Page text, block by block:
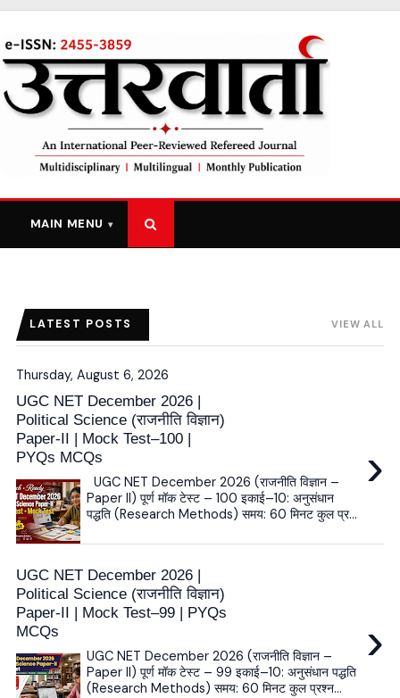
MAIN MENU
LATEST POSTS VIEW ALL
Thursday, August 6, 2026
UGC NET December 2026 |
Political Science (राजनीति विज्ञान)
Paper-II | Mock Test–100 |
PYQs MCQs
›
UGC NET December 2026 (राजनीति विज्ञान –
Paper II) पूर्ण मॉक टेस्ट – 100 इकाई–10: अनुसंधान
पद्धति (Research Methods) समय: 60 मिनट कुल प्र...
UGC NET December 2026 |
Political Science (राजनीति विज्ञान)
Paper-II | Mock Test–99 | PYQs
MCQs
›
UGC NET December 2026 (राजनीति विज्ञान –
Paper II) पूर्ण मॉक टेस्ट – 99 इकाई–10: अनुसंधान पद्धति
(Research Methods) समय: 60 मिनट कुल प्रश्न...